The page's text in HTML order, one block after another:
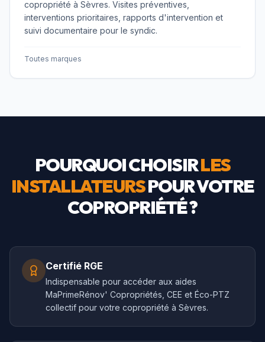
copropriété à Sèvres. Visites préventives,
interventions prioritaires, rapports d'intervention et
suivi documentaire pour le syndic.
Toutes marques
POURQUOI CHOISIRLES
INSTALLATEURSPOUR VOTRE
COPROPRIÉTÉ ?
Certifié RGE
Indispensable pour accéder aux aides
MaPrimeRénov' Copropriétés, CEE et Éco-PTZ
collectif pour votre copropriété à Sèvres.